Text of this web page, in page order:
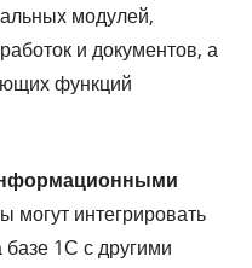
модулей,
и документов, а
функций
могут интегрировать
1С с другими